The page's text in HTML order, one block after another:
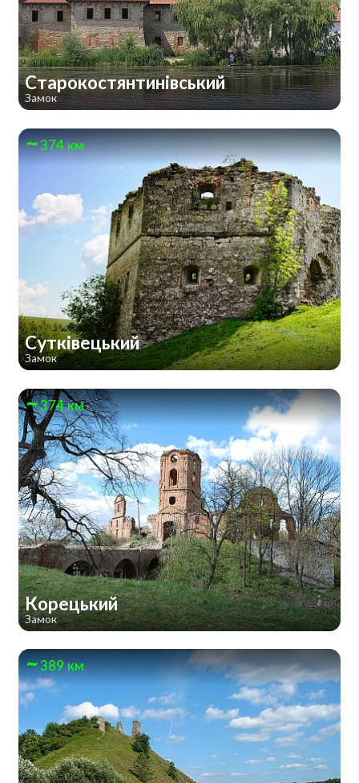
Старокостянтинівський
Замок
374 км
Сутківецький
Замок
374 км
Корецький
Замок
389 км